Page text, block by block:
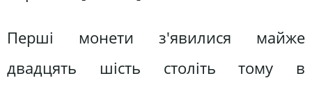
Перші монети з'явилися майже
двадцять шість століть тому в